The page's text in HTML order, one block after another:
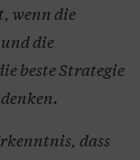
wenn die
die
beste Strategie
dass